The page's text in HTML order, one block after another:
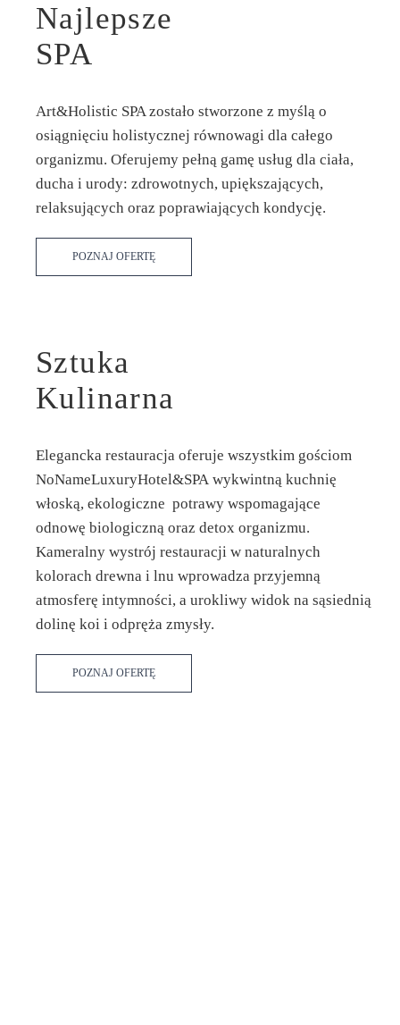
Relaks i ukojenie we dwoje
ZOBACZ SZCZEGÓŁY
Voucher – podaruj szczęście
ZOBACZ SZCZEGÓŁY
Najlepsze
SPA
Art&Holistic SPA zostało stworzone z myślą o
osiągnięciu holistycznej równowagi dla całego
organizmu. Oferujemy pełną gamę usług dla ciała,
ducha i urody: zdrowotnych, upiększających,
relaksujących oraz poprawiających kondycję.
POZNAJ OFERTĘ
Sztuka
Kulinarna
Elegancka restauracja oferuje wszystkim gościom
NoNameLuxuryHotel&SPA wykwintną kuchnię
włoską, ekologiczne potrawy wspomagające
odnowę biologiczną oraz detox organizmu.
Kameralny wystrój restauracji w naturalnych
kolorach drewna i lnu wprowadza przyjemną
atmosferę intymności, a urokliwy widok na sąsiednią
dolinę koi i odpręża zmysły.
POZNAJ OFERTĘ